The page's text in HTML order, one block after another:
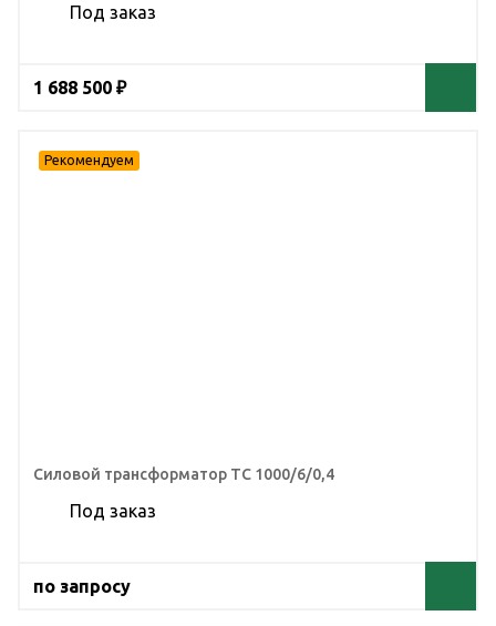
Под заказ
1 688 500 ₽
Силовой трансформатор ТС 1000/6/0,4
Под заказ
по запросу